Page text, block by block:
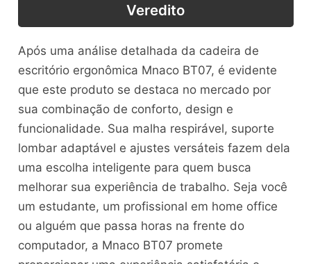
Veredito
Após uma análise detalhada da cadeira de
escritório ergonômica Mnaco BT07, é evidente
que este produto se destaca no mercado por
sua combinação de conforto, design e
funcionalidade. Sua malha respirável, suporte
lombar adaptável e ajustes versáteis fazem dela
uma escolha inteligente para quem busca
melhorar sua experiência de trabalho. Seja você
um estudante, um profissional em home office
ou alguém que passa horas na frente do
computador, a Mnaco BT07 promete